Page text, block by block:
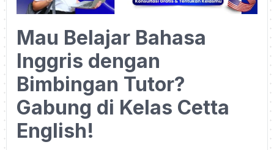
Mau Belajar Bahasa
Inggris dengan
Bimbingan Tutor?
Gabung di Kelas Cetta
English!